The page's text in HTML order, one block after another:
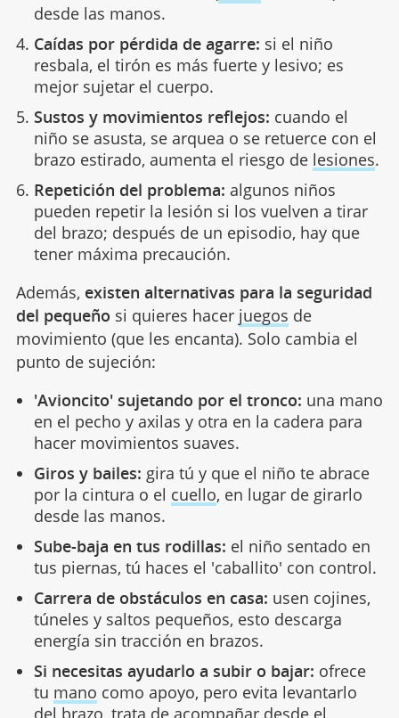
desde las manos.
Caídas por pérdida de agarre: si el niño
resbala, el tirón es más fuerte y lesivo; es
mejor sujetar el cuerpo.
Sustos y movimientos reflejos: cuando el
niño se asusta, se arquea o se retuerce con el
brazo estirado, aumenta el riesgo de lesiones.
Repetición del problema: algunos niños
pueden repetir la lesión si los vuelven a tirar
del brazo; después de un episodio, hay que
tener máxima precaución.
Además, existen alternativas para la seguridad
del pequeño si quieres hacer juegos de
movimiento (que les encanta). Solo cambia el
punto de sujeción:
'Avioncito' sujetando por el tronco: una mano
en el pecho y axilas y otra en la cadera para
hacer movimientos suaves.
Giros y bailes: gira tú y que el niño te abrace
por la cintura o el cuello, en lugar de girarlo
desde las manos.
Sube-baja en tus rodillas: el niño sentado en
tus piernas, tú haces el 'caballito' con control.
Carrera de obstáculos en casa: usen cojines,
túneles y saltos pequeños, esto descarga
energía sin tracción en brazos.
Si necesitas ayudarlo a subir o bajar: ofrece
tu mano como apoyo, pero evita levantarlo